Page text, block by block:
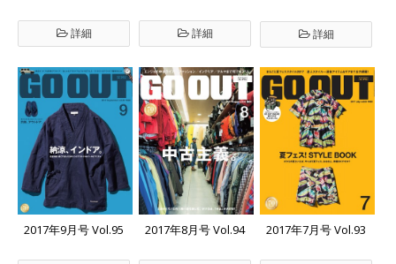
詳細 詳細 詳細
2017年9月号 Vol.95 2017年8月号 Vol.94 2017年7月号 Vol.93